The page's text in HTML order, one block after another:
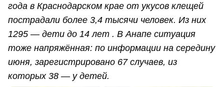
года в Краснодарском крае от укусов клещей
пострадали более 3,4 тысячи человек. Из них
1295 — дети до 14 лет . В Анапе ситуация
тоже напряжённая: по информации на середину
июня, зарегистрировано 67 случаев, из
которых 38 — у детей.